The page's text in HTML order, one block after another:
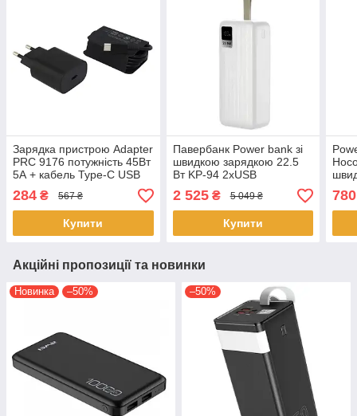
Зарядка пристрою Adapter
PRC 9176 потужність 45Вт
5А + кабель Type-C USB
Швидкий заряд Чорний
284 ₴ 567 ₴
Купити
Павербанк Power bank зі
швидкою зарядкою 22.5
Вт KP-94 2хUSB
портативна зарядка для
телефона 50000 mAh QC
Білий
2 525₴ 5 049 ₴
Купити
Вт
780
Акційні пропозиції та новинки
Новинка –50% –50%